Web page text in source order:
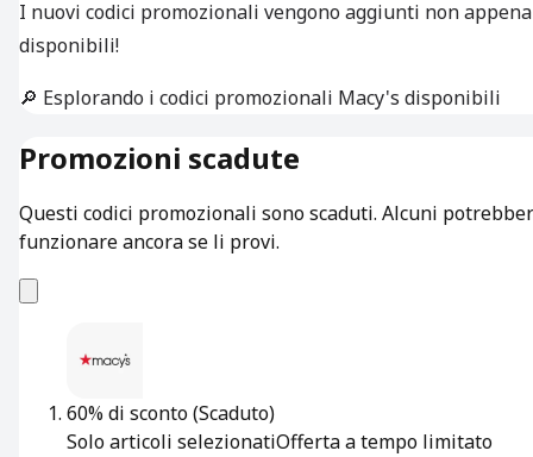
I nuovi codici promozionali vengono aggiunti non appena
disponibili!
🔎 Esplorando i codici promozionali Macy's disponibili
Promozioni scadute
Questi codici promozionali sono scaduti. Alcuni
funzionare ancora se li provi.
60% di sconto(Scaduto)
Solo articoli selezionatiOfferta a tempo limitato